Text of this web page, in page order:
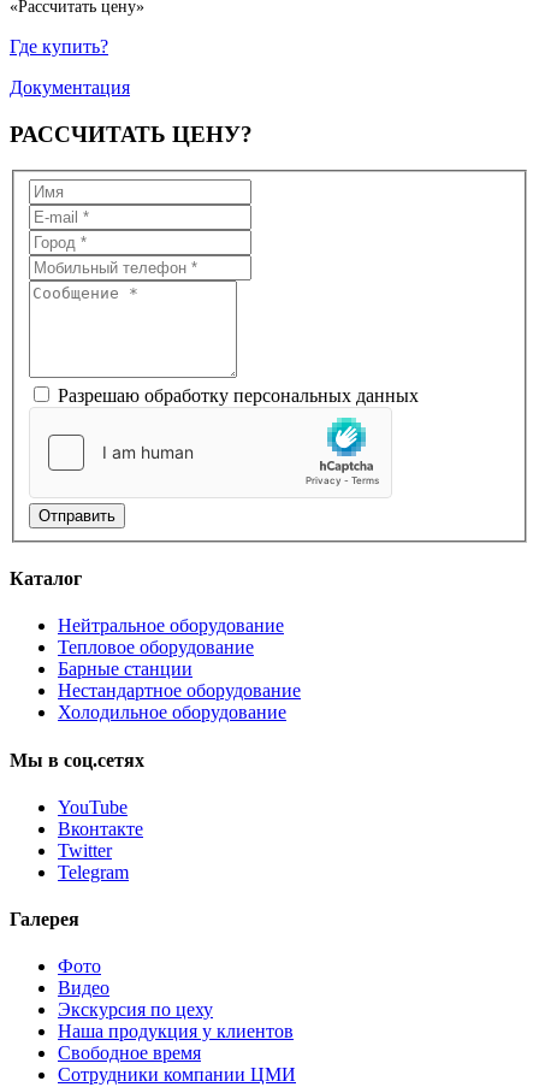
«Рассчитать цену»
Где купить?
Документация
РАССЧИТАТЬ ЦЕНУ?
Разрешаю обработку персональных данных
Отправить
Каталог
Нейтральное оборудование
Тепловое оборудование
Барные станции
Нестандартное оборудование
Холодильное оборудование
Мы в соц.сетях
YouTube
Вконтакте
Twitter
Telegram
Галерея
Фото
Видео
Экскурсия по цеху
Наша продукция у клиентов
Свободное время
Сотрудники компании ЦМИ